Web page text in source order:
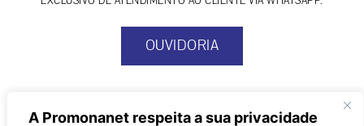
A Promonanet respeita a sua privacidade
© TODOS OS DIREITOS RESERVADOS | PROIBIDA A REPRODUÇÃO
CNPJ 13.703.828/0001-58 | INSC. EST. 388.123.018.116